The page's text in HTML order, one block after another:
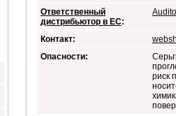
Ответственный
дистрибьютор в ЕС:
Контакт:
Опасности:
риск